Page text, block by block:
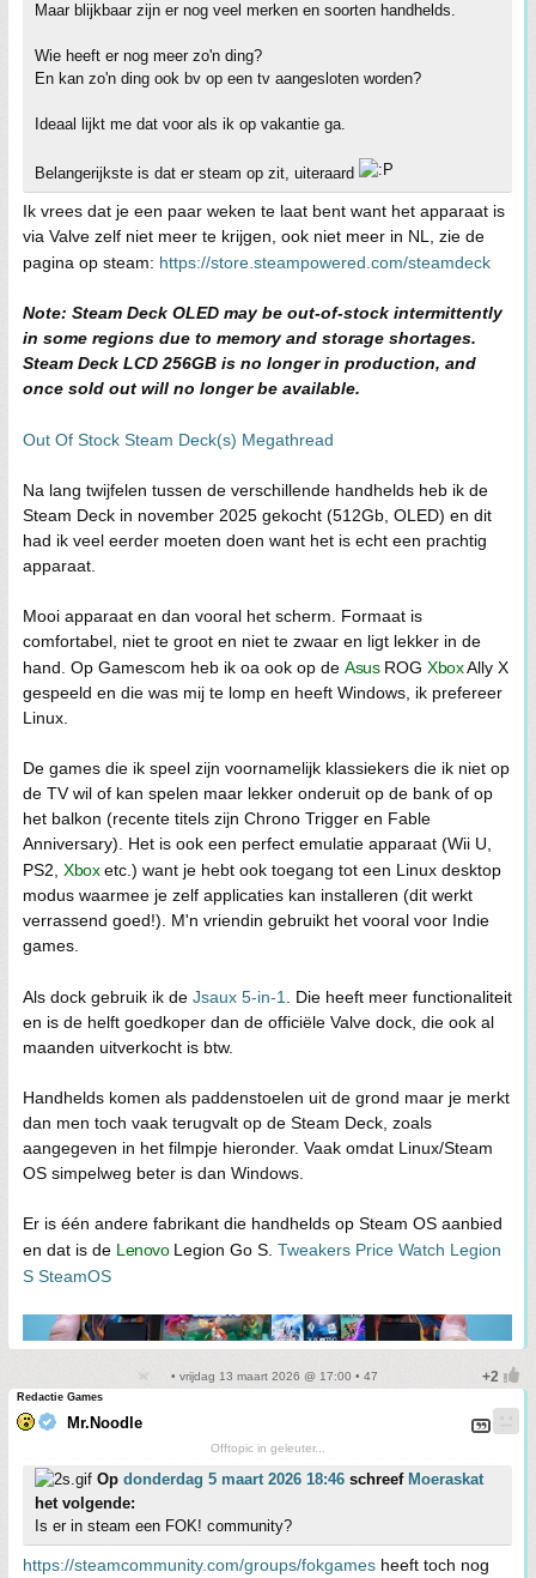
Maar blijkbaar zijn er nog veel merken en soorten handhelds.
Wie heeft er nog meer zo'n ding?
En kan zo'n ding ook bv op een tv aangesloten worden?
Ideaal lijkt me dat voor als ik op vakantie ga.
Belangerijkste is dat er steam op zit, uiteraard
Ik vrees dat je een paar weken te laat bent want het apparaat is
via Valve zelf niet meer te krijgen, ook niet meer in NL, zie de
pagina op steam: https://store.steampowered.com/steamdeck
Note: Steam Deck OLED may be out-of-stock intermittently
in some regions due to memory and storage shortages.
Steam Deck LCD 256GB is no longer in production, and
once sold out will no longer be available.
Out Of Stock Steam Deck(s) Megathread
Na lang twijfelen tussen de verschillende handhelds heb ik de
Steam Deck in november 2025 gekocht (512Gb, OLED) en dit
had ik veel eerder moeten doen want het is echt een prachtig
apparaat.
Mooi apparaat en dan vooral het scherm. Formaat is
comfortabel, niet te groot en niet te zwaar en ligt lekker in de
hand. Op Gamescom heb ik oa ook op de AsusROG XboxAlly X
gespeeld en die was mij te lomp en heeft Windows, ik prefereer
Linux.
De games die ik speel zijn voornamelijk klassiekers die ik niet op
de TV wil of kan spelen maar lekker onderuit op de bank of op
het balkon (recente titels zijn Chrono Trigger en Fable
Anniversary). Het is ook een perfect emulatie apparaat (Wii U,
PS2, Xboxetc.) want je hebt ook toegang tot een Linux desktop
modus waarmee je zelf applicaties kan installeren (dit werkt
verrassend goed!). M'n vriendin gebruikt het vooral voor Indie
games.
Als dock gebruik ik de Jsaux 5-in-1
. Die heeft meer functionaliteit
en is de helft goedkoper dan de officiële Valve dock, die ook al
maanden uitverkocht is btw.
Handhelds komen als paddenstoelen uit de grond maar je merkt
dan men toch vaak terugvalt op de Steam Deck, zoals
aangegeven in het filmpje hieronder. Vaak omdat Linux/Steam
OS simpelweg beter is dan Windows.
Er is één andere fabrikant die handhelds op Steam OS aanbied
en dat is de LenovoLegion Go S. Tweakers Price Watch Legion
S SteamOS
• vrijdag 13 maart 2026 @ 17:00 • 47
Redactie Games
Mr.Noodle
Offtopic in geleuter...
Op donderdag 5 maart 2026 18:46 schreef Moeraskat
het volgende:
Is er in steam een FOK! community?
https://steamcommunity.com/groups/fokgames heeft toch nog